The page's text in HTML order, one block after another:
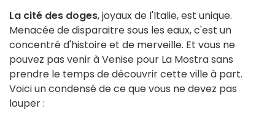
La cité des doges, joyaux de l'Italie, est unique.
Menacée de disparaitre sous les eaux, c'est un
concentré d'histoire et de merveille. Et vous ne
pouvez pas venir à Venise pour La Mostra sans
prendre le temps de découvrir cette ville à part.
Voici un condensé de ce que vous ne devez pas
louper :